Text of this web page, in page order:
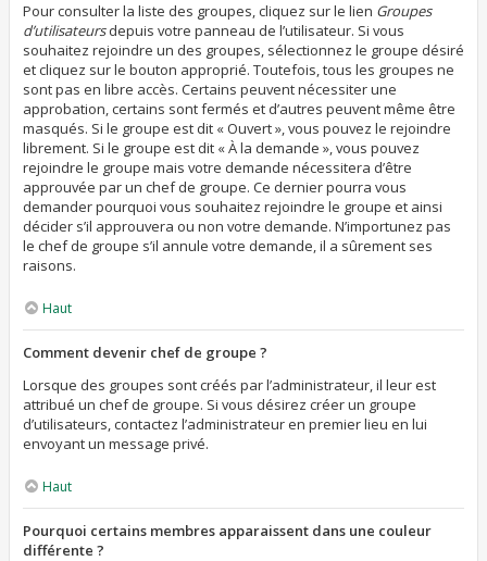
Pour consulter la liste des groupes, cliquez sur le lien Groupes
d’utilisateursdepuis votre panneau de l’utilisateur. Si vous
souhaitez rejoindre un des groupes, sélectionnez le groupe désiré
et cliquez sur le bouton approprié. Toutefois, tous les groupes ne
sont pas en libre accès. Certains peuvent nécessiter une
approbation, certains sont fermés et d’autres peuvent même être
masqués. Si le groupe est dit « Ouvert », vous pouvez le rejoindre
librement. Si le groupe est dit « À la demande », vous pouvez
rejoindre le groupe mais votre demande nécessitera d’être
approuvée par un chef de groupe. Ce dernier pourra vous
demander pourquoi vous souhaitez rejoindre le groupe et ainsi
décider s’il approuvera ou non votre demande. N’importunez pas
le chef de groupe s’il annule votre demande, il a sûrement ses
raisons.
Haut
Comment devenir chef de groupe ?
Lorsque des groupes sont créés par l’administrateur, il leur est
attribué un chef de groupe. Si vous désirez créer un groupe
d’utilisateurs, contactez l’administrateur en premier lieu en lui
envoyant un message privé.
Haut
Pourquoi certains membres apparaissent dans une couleur
différente ?